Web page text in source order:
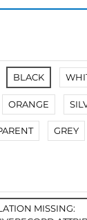
BLACK
ORANGE
GREY
MISSING: